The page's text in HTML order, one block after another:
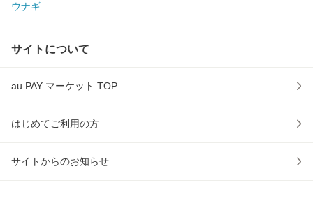
ウナギ
サイトについて
au PAY マーケット TOP
はじめてご利用の方
サイトからのお知らせ